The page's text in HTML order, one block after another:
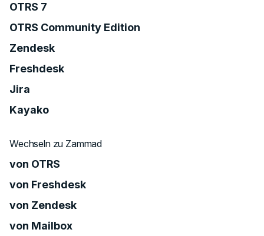
OTRS 7
OTRS Community Edition
Zendesk
Freshdesk
Jira
Kayako
Wechseln zu Zammad
von OTRS
von Freshdesk
von Zendesk
von Mailbox